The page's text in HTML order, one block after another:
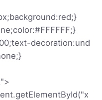
decoration:und